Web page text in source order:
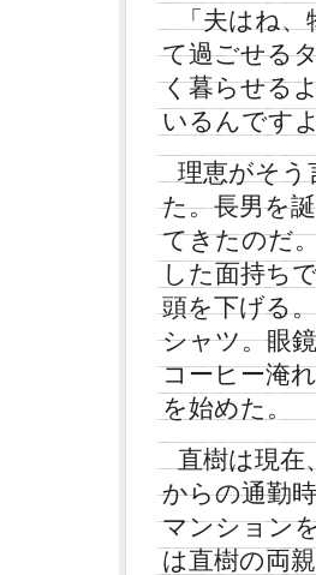
「夫はね
て過ごせる
く暮らせる
いるんです
理恵がそう
た。長男を
てきたのだ
した面持ち
頭を下げる
シャツ。眼
コーヒー淹
を始めた。
直樹は現在
からの通勤
マンション
は直樹の両